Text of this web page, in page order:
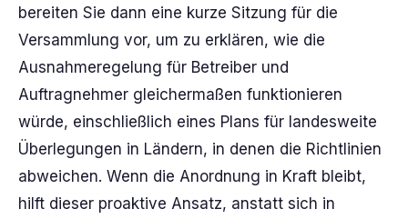
bereiten Sie dann eine kurze Sitzung für die
Versammlung vor, um zu erklären, wie die
Ausnahmeregelung für Betreiber und
Auftragnehmer gleichermaßen funktionieren
würde, einschließlich eines Plans für landesweite
Überlegungen in Ländern, in denen die Richtlinien
abweichen. Wenn die Anordnung in Kraft bleibt,
hilft dieser proaktive Ansatz, anstatt sich in